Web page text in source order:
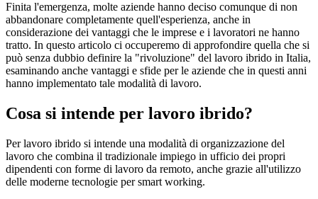
Finita l'emergenza, molte aziende hanno deciso comunque di non
abbandonare completamente quell'esperienza, anche in
considerazione dei vantaggi che le imprese e i lavoratori ne hanno
tratto. In questo articolo ci occuperemo di approfondire quella che si
può senza dubbio definire la "rivoluzione" del lavoro ibrido in Italia,
esaminando anche vantaggi e sfide per le aziende che in questi anni
hanno implementato tale modalità di lavoro.
Cosa si intende per lavoro ibrido?
Per lavoro ibrido si intende una modalità di organizzazione del
lavoro che combina il tradizionale impiego in ufficio dei propri
dipendenti con forme di lavoro da remoto, anche grazie all'utilizzo
delle moderne tecnologie per smart working.